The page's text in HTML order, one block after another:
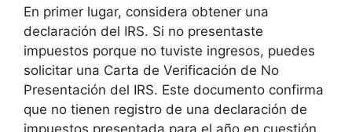
En primer lugar, considera obtener una
declaración del IRS. Si no presentaste
impuestos porque no tuviste ingresos, puedes
solicitar una Carta de Verificación de No
Presentación del IRS. Este documento confirma
que no tienen registro de una declaración de